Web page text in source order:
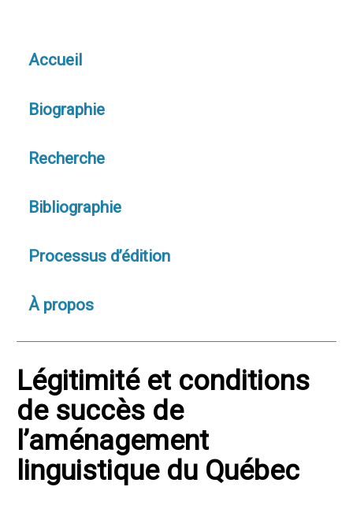
Accueil
Biographie
Recherche
Bibliographie
Processus d’édition
À propos
Légitimité et conditions
de succès de
l’aménagement
linguistique du Québec